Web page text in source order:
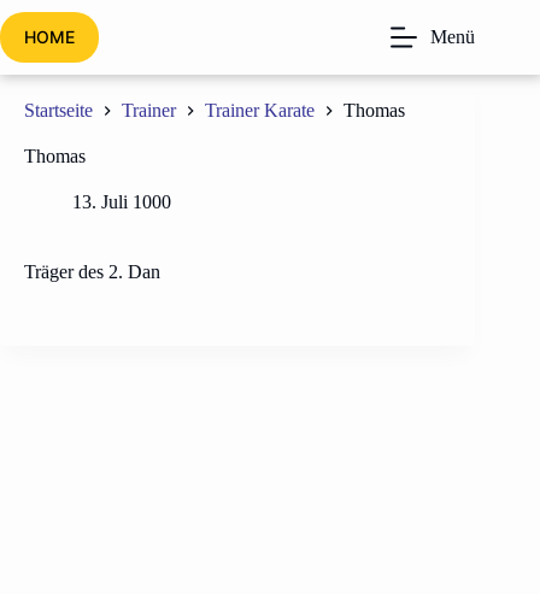
Zum
Inhalt
springen
HOME Menü
Startseite Trainer Trainer Karate Thomas
Thomas
13. Juli 1000
Träger des 2. Dan